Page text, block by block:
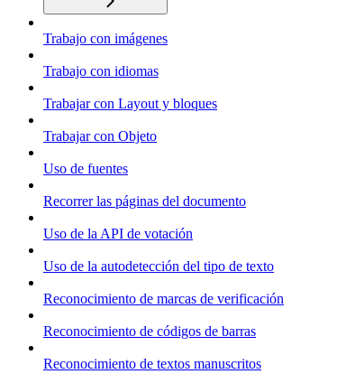
Trabajo con imágenes
Trabajo con idiomas
Trabajar con Layout y bloques
Trabajar con Objeto
Uso de fuentes
Recorrer las páginas del documento
Uso de la API de votación
Uso de la autodetección del tipo de texto
Reconocimiento de marcas de verificación
Reconocimiento de códigos de barras
Reconocimiento de textos manuscritos